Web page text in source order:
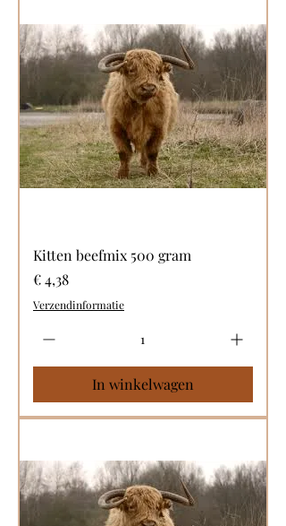
Kitten beefmix 500 gram
Prijs
€ 4,38
Verzendinformatie
In winkelwagen